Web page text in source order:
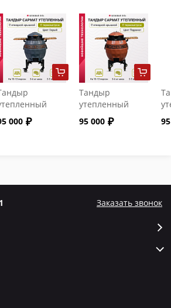
с
000
Тандыр
утепленный
"Сармат" с
откидной
95 000
Заказать звонок